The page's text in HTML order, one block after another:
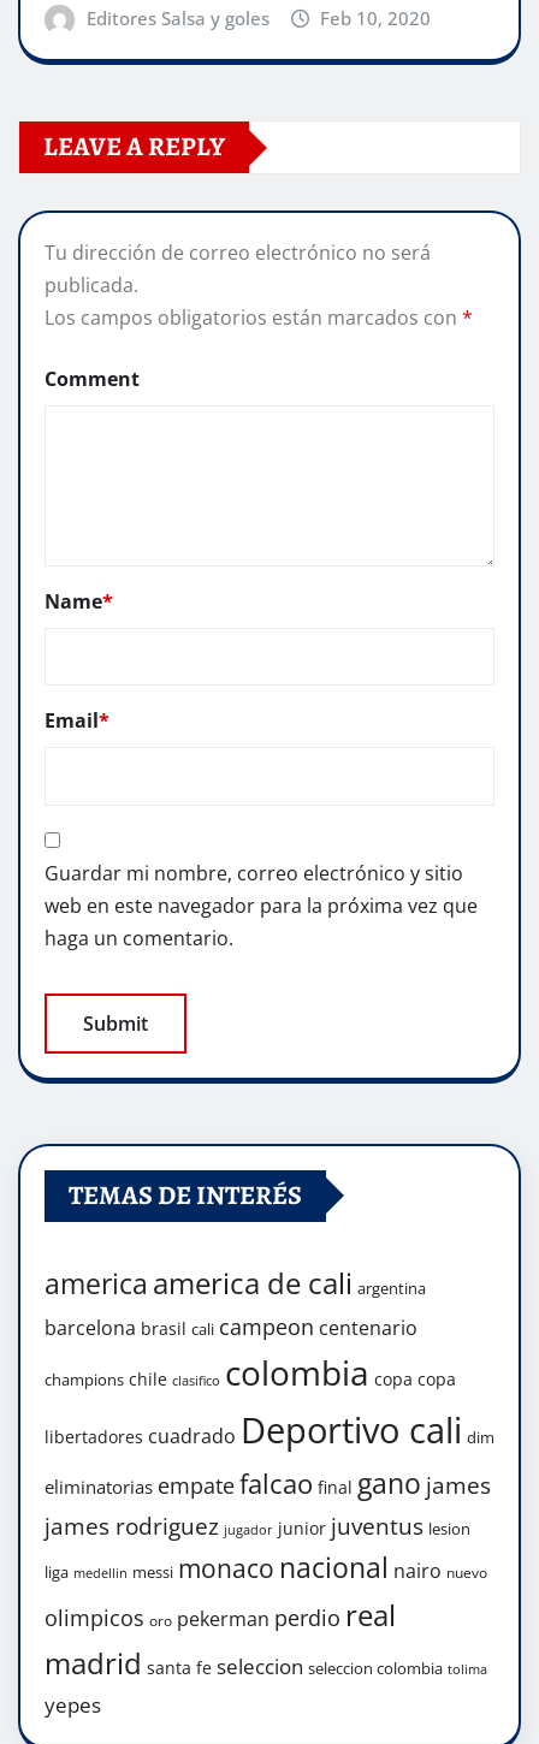
Editores Salsa y goles Feb 10, 2020
LEAVE A REPLY
Tu dirección de correo electrónico no será
publicada.
Los campos obligatorios están marcados con *
Comment
Name*
Email*
Guardar mi nombre, correo electrónico y sitio
web en este navegador para la próxima vez que
haga un comentario.
TEMAS DE INTERÉS
america america de cali argentina
barcelona brasil cali campeon centenario
champions chile clasifico colombia copa copa
libertadores cuadrado Deportivo cali dim
eliminatorias empatefalcao final gano james
james rodriguez jugador junior juventus lesion
liga medellin messi monaco nacional nairo nuevo
olimpicos oro pekerman perdio real
madrid santa fe seleccion seleccion colombia tolima
yepes